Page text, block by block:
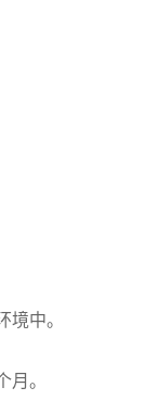
境中。
月。